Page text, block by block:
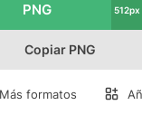
PNG 512px
Copiar PNG
Más formatos